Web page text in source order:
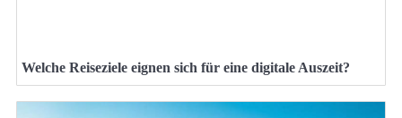
Welche Reiseziele eignen sich für eine digitale Auszeit?